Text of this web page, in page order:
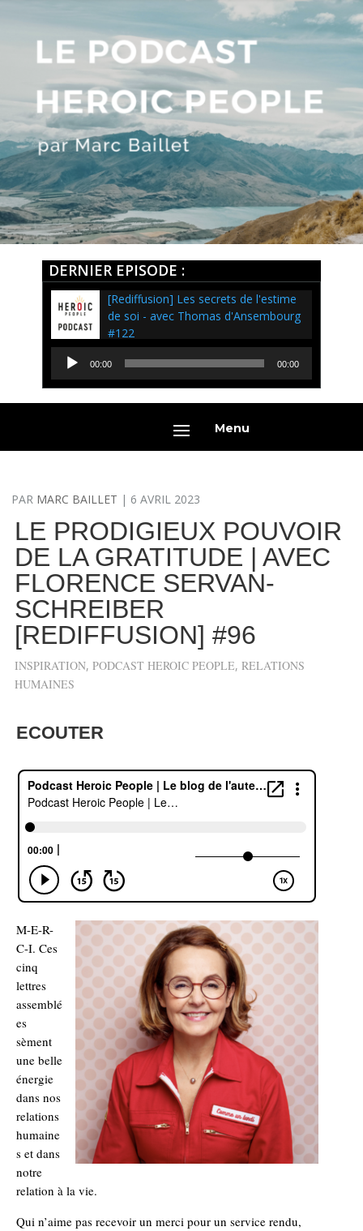
DERNIER EPISODE :
[Rediffusion] Les secrets de l'estime
de soi - avec Thomas d'Ansembourg
#122
Lecteur
audio
00:00 00:00
Menu
PAR MARC BAILLET | 6 AVRIL 2023
LE PRODIGIEUX POUVOIR
DE LA GRATITUDE | AVEC
FLORENCE SERVAN-
SCHREIBER
[REDIFFUSION] #96
INSPIRATION,PODCAST HEROIC PEOPLE,RELATIONS
HUMAINES
ECOUTER
M-E-R-
C-I. Ces
cinq
lettres
assemblé
es
sèment
une belle
énergie
dans nos
relations
humaine
s et dans
notre
relation à la vie.
Qui n’aime pas recevoir un merci pour un service rendu,